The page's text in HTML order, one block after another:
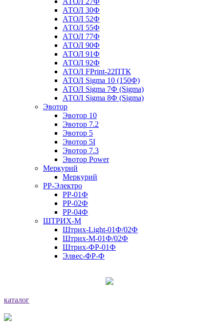
АТОЛ 30Ф
АТОЛ 52Ф
АТОЛ 55Ф
АТОЛ 77Ф
АТОЛ 90Ф
АТОЛ 91Ф
АТОЛ 92Ф
АТОЛ FPrint-22ПТК
АТОЛ Sigma 10 (150Ф)
АТОЛ Sigma 7Ф (Sigma)
АТОЛ Sigma 8Ф (Sigma)
Эвотор
Эвотор 10
Эвотор 7.2
Эвотор 5
Эвотор 5I
Эвотор 7.3
Эвотор Power
Меркурий
Меркурий
РР-Электро
РР-01Ф
РР-02Ф
РР-04Ф
ШТРИХ-М
Штрих-Light-01Ф/02Ф
Штрих-М-01Ф/02Ф
Штрих-ФР-01Ф
Элвес-ФР-Ф
каталог